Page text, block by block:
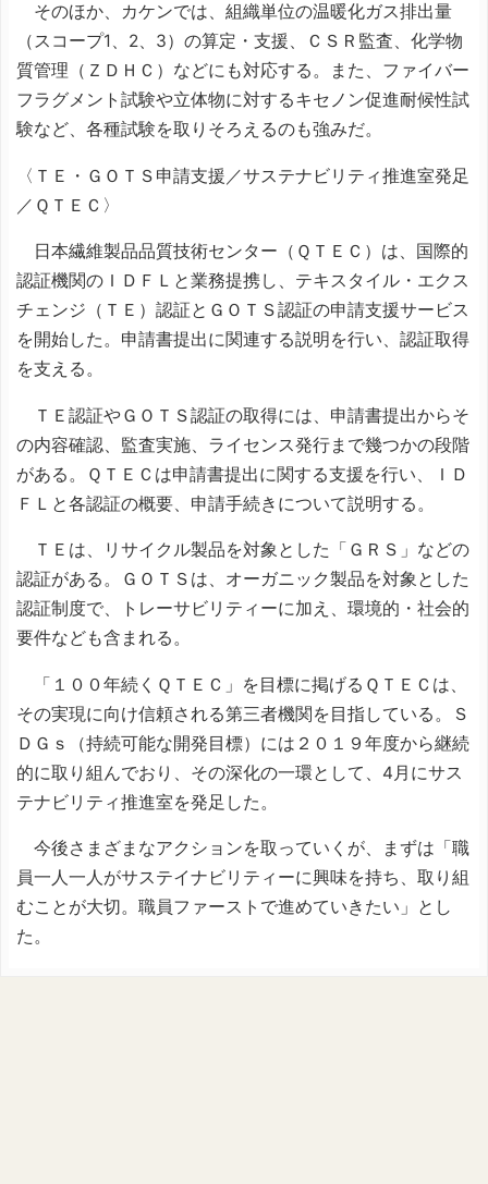
そのほか、カケンでは、組織単位の温暖化ガス排出量
（スコープ1、2、3）の算定・支援、ＣＳＲ監査、化学物
質管理（ＺＤＨＣ）などにも対応する。また、ファイバー
フラグメント試験や立体物に対するキセノン促進耐候性試
験など、各種試験を取りそろえるのも強みだ。
〈ＴＥ・ＧＯＴＳ申請支援／サステナビリティ推進室発足
／ＱＴＥＣ〉
日本繊維製品品質技術センター（ＱＴＥＣ）は、国際的
認証機関のＩＤＦＬと業務提携し、テキスタイル・エクス
チェンジ（ＴＥ）認証とＧＯＴＳ認証の申請支援サービス
を開始した。申請書提出に関連する説明を行い、認証取得
を支える。
ＴＥ認証やＧＯＴＳ認証の取得には、申請書提出からそ
の内容確認、監査実施、ライセンス発行まで幾つかの段階
がある。ＱＴＥＣは申請書提出に関する支援を行い、ＩＤ
ＦＬと各認証の概要、申請手続きについて説明する。
ＴＥは、リサイクル製品を対象とした「ＧＲＳ」などの
認証がある。ＧＯＴＳは、オーガニック製品を対象とした
認証制度で、トレーサビリティーに加え、環境的・社会的
要件なども含まれる。
「１００年続くＱＴＥＣ」を目標に掲げるＱＴＥＣは、
その実現に向け信頼される第三者機関を目指している。Ｓ
ＤＧｓ（持続可能な開発目標）には２０１９年度から継続
的に取り組んでおり、その深化の一環として、4月にサス
テナビリティ推進室を発足した。
今後さまざまなアクションを取っていくが、まずは「職
員一人一人がサステイナビリティーに興味を持ち、取り組
むことが大切。職員ファーストで進めていきたい」とし
た。